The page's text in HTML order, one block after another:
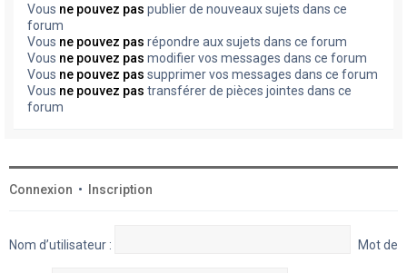
Vous ne pouvez pas publier de nouveaux sujets dans ce
forum
Vous ne pouvez pas répondre aux sujets dans ce forum
Vous ne pouvez pas modifier vos messages dans ce forum
Vous ne pouvez pas supprimer vos messages dans ce forum
Vous ne pouvez pas transférer de pièces jointes dans ce
forum
Connexion • Inscription
Nom d’utilisateur : Mot de